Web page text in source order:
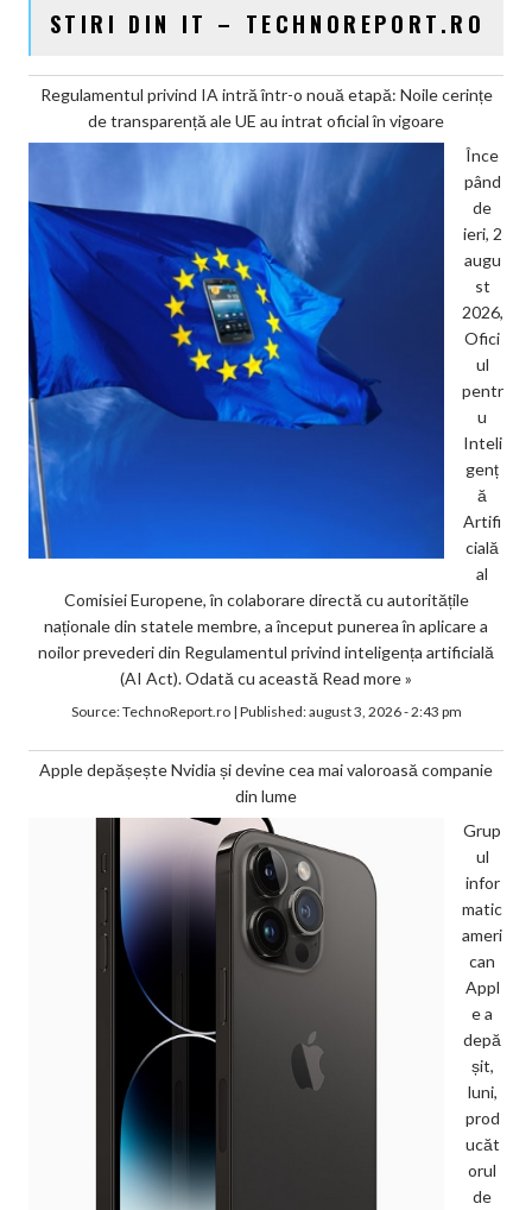
STIRI DIN IT – TECHNOREPORT.RO
Regulamentul privind IA intră într-o nouă etapă: Noile cerințe
de transparență ale UE au intrat oficial în vigoare
Înce
pând
de
ieri, 2
augu
st
2026,
Ofici
ul
pentr
u
Inteli
genț
ă
Artifi
cială
al
Comisiei Europene, în colaborare directă cu autoritățile
naționale din statele membre, a început punerea în aplicare a
noilor prevederi din Regulamentul privind inteligența artificială
(AI Act). Odată cu această Read more »
Source:TechnoReport.ro| Published:august 3, 2026 - 2:43 pm
Apple depășește Nvidia și devine cea mai valoroasă companie
din lume
Grup
ul
infor
matic
ameri
can
Appl
e a
depă
șit,
luni,
prod
ucăt
orul
de